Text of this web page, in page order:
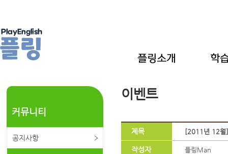
커뮤니티
공지사항
이벤트
제목 [2011년 12월]
작성자 플링Man